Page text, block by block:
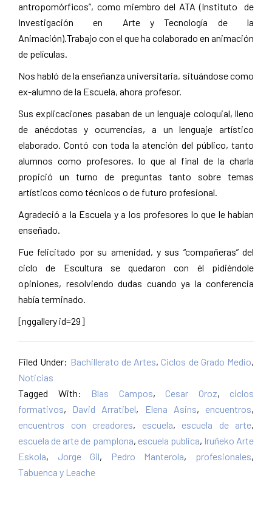
antropomórficos”, como miembro del ATA (Instituto de
Investigación en Arte y Tecnología de la
Animación).Trabajo con el que ha colaborado en animación
de películas.
Nos habló de la enseñanza universitaria, situándose como
ex-alumno de la Escuela, ahora profesor.
Sus explicaciones pasaban de un lenguaje coloquial, lleno
de anécdotas y ocurrencias, a un lenguaje artístico
elaborado. Contó con toda la atención del público, tanto
alumnos como profesores, lo que al final de la charla
propició un turno de preguntas tanto sobre temas
artísticos como técnicos o de futuro profesional.
Agradeció a la Escuela y a los profesores lo que le habían
enseñado.
Fue felicitado por su amenidad, y sus “compañeras” del
ciclo de Escultura se quedaron con él pidiéndole
opiniones, resolviendo dudas cuando ya la conferencia
había terminado.
[nggallery id=29]
Filed Under: Bachillerato de Artes, Ciclos de Grado Medio,
Noticias
Tagged With:
Blas Campos, Cesar Oroz, ciclos
formativos, David Arratibel, Elena Asins, encuentros,
encuentros con creadores, escuela, escuela de arte,
escuela de arte de pamplona, escuela publica, Iruñeko Arte
Eskola, Jorge Gil, Pedro Manterola, profesionales,
Tabuenca y Leache